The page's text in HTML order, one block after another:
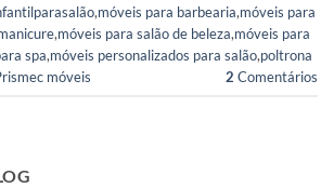
,móveis para barbearia,móveis para
,móveis para salão de beleza,móveis para
spa,móveis personalizados para salão,poltrona
móveis 2 Comentários